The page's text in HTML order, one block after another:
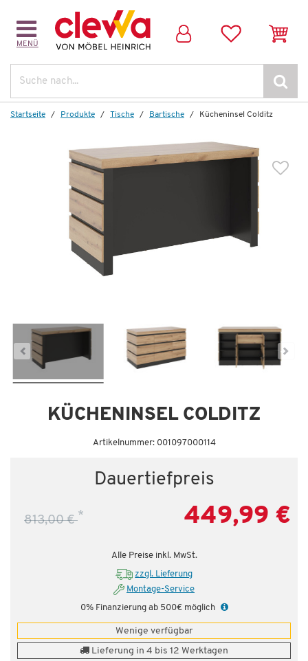
MENÜ
Startseite Produkte Tische Bartische Kücheninsel Colditz
KÜCHENINSEL COLDITZ
Artikelnummer: 001097000114
Dauertiefpreis
813,00 €* 449,99 €
Alle Preise inkl. MwSt.
zzgl. Lieferung
Montage-Service
0% Finanzierung ab 500€ möglich
Wenige verfügbar
Lieferung in 4 bis 12 Werktagen
Weitere Artikel aus der Serie
Colditz